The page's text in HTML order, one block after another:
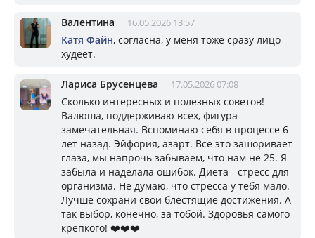
Валентина 16.05.2026 13:57
Катя Файн, согласна, у меня тоже сразу лицо
худеет.
Лариса Брусенцева 17.05.2026 07:08
Сколько интересных и полезных советов!
Валюша, поддерживаю всех, фигура
замечательная. Вспоминаю себя в процессе 6
лет назад. Эйфория, азарт. Все это зашоривает
глаза, мы напрочь забываем, что нам не 25. Я
забыла и наделала ошибок. Диета - стресс для
организма. Не думаю, что стресса у тебя мало.
Лучше сохрани свои блестящие достижения. А
так выбор, конечно, за тобой. Здоровья самого
крепкого! ❤️❤️❤️